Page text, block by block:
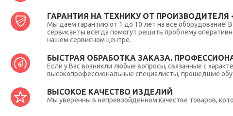
ГАРАНТИЯ НА ТЕХНИКУ ОТ ПРОИЗВОДИТЕЛЯ
Мы даем гарантию от 1 до 10 лет на все оборудование!
сервисанты всегда помогут решить проблему
нашем сервисном центре.
БЫСТРАЯ ОБРАБОТКА ЗАКАЗА.
Если у Вас возникли любые вопросы, связанные с
высокопрофессиональные специалисты, прошедшие
ВЫСОКОЕ КАЧЕСТВО ИЗДЕЛИЙ
Мы уверенны в непревзойденном качестве товаров,